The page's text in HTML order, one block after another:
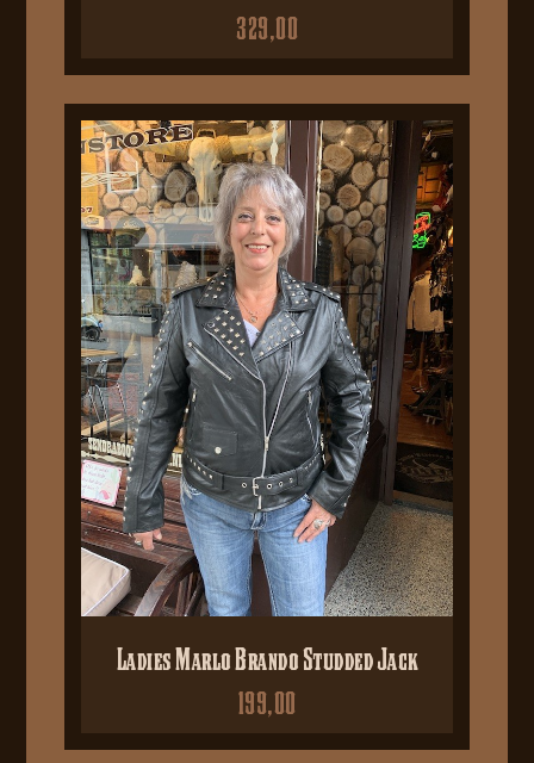
329,00
Ladies Marlo Brando Studded Jack
199,00